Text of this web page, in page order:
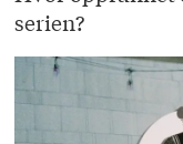
serien?